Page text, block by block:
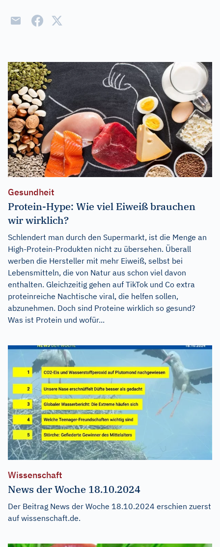
Gesundheit
Protein-Hype: Wie viel Eiweiß brauchen
wir wirklich?
Schlendert man durch den Supermarkt, ist die Menge an
High-Protein-Produkten nicht zu übersehen. Überall
werben die Hersteller mit mehr Eiweiß, selbst bei
Lebensmitteln, die von Natur aus schon viel davon
enthalten. Gleichzeitig gehen auf TikTok und Co extra
proteinreiche Nachtische viral, die helfen sollen,
abzunehmen. Doch sind Proteine wirklich so gesund?
Was ist Protein und wofür...
Wissenschaft
News der Woche 18.10.2024
Der Beitrag News der Woche 18.10.2024 erschien zuerst
auf wissenschaft.de.